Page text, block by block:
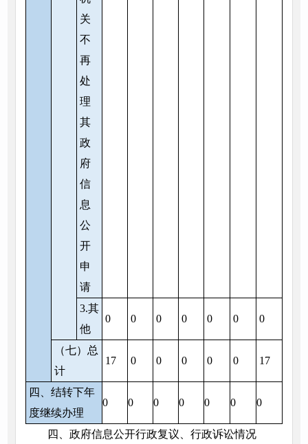
关
不
再
处
理
其
政
府
信
息
公
开
申
请
3.其
他
0 0 0 0 0 0 0
（七）总
计
17 0 0 0 0 0 17
四、结转下年
度继续办理
0 0 0 0 0 0 0
四、政府信息公开行政复议、行政诉讼情况